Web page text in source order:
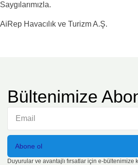
Saygılarımızla.
AiRep Havacılık ve Turizm A.Ş.
Bültenimize
Abone ol
Duyurular ve avantajlı fırsatlar için e-bültenimize